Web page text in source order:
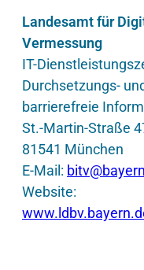
Landesamt für
Vermessung
IT-
Durchsetzungs-
barrierefreie
St.-Martin-Straße
81541 München
E-Mail:
Website: